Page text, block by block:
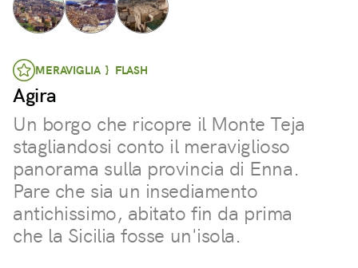
MERAVIGLIA } FLASH
Agira
Un borgo che ricopre il Monte Teja
stagliandosi conto il meraviglioso
panorama sulla provincia di Enna.
Pare che sia un insediamento
antichissimo, abitato fin da prima
che la Sicilia fosse un'isola.